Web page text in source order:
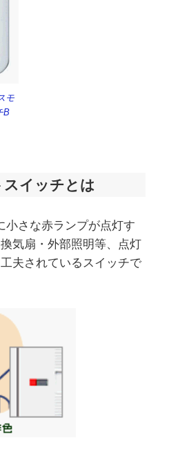
モ
B
イッチとは
小さな赤ランプが点灯す
気扇・外部照明等、点灯
夫されているスイッチで